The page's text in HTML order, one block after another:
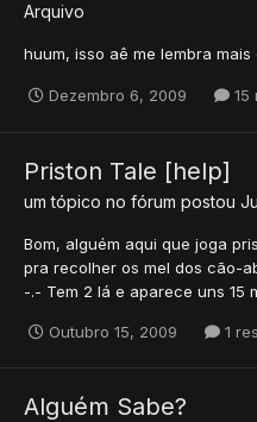
Arquivo
huum, isso aê me lembra
Dezembro 6, 2009 15
Priston Tale [help]
um tópico no fórum postou
Bom, alguém aqui que joga
pra recolher os mel dos cão-
-.- Tem 2 lá e aparece uns 15
Outubro 15, 2009 1
Alguém Sabe?